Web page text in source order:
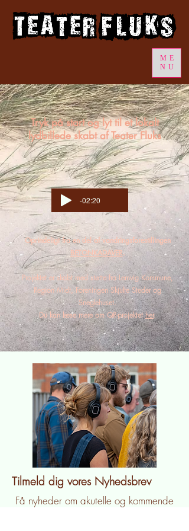
ME
NU
Tryk på start og lyt til et lokalt
lydbillede skabt af Teater Fluks
-02:20
Oprindeligt fra en del af vandringsforestillingen
BETONKADAVER.
Projektet er skabt med støtte fra Lemvig Kommune,
Region Midt, Foreningen Skjulte Steder og
Sneglehuset.
Du kan læse mere om QR-projektether.
Tilmeld dig vores Nyhedsbrev
Få nyheder om akutelle og kommende
projekter, åbne forestillinger og andet